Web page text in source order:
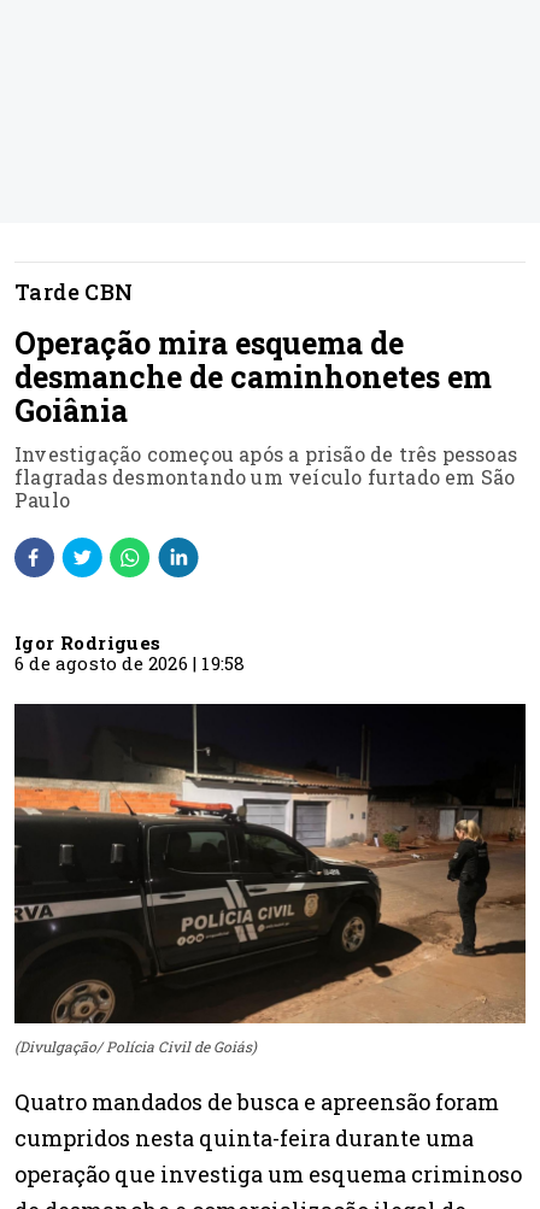
Tarde CBN
Operação mira esquema de
desmanche de caminhonetes em
Goiânia
Investigação começou após a prisão de três pessoas
flagradas desmontando um veículo furtado em São
Paulo
Igor Rodrigues
6 de agosto de 2026 | 19:58
(Divulgação/ Polícia Civil de Goiás)
Quatro mandados de busca e apreensão foram
cumpridos nesta quinta-feira durante uma
operação que investiga um esquema criminoso